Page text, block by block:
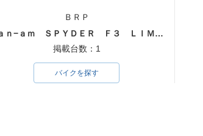
ＢＲＰ
ｃａｎ−ａｍ ＳＰＹＤＥＲ Ｆ３ ＬＩＭＩＴＥＤ
掲載台数：1
バイクを探す